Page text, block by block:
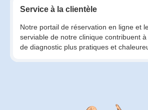
Service à la clientèle
Notre portail de réservation en ligne et
serviable de notre clinique contribuent
de diagnostic plus pratiques et